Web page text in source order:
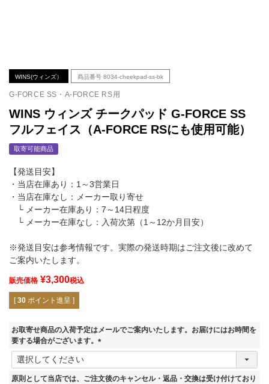
WINS(ウィンズ） 商品番号 8034-cheekpad-ss-bk
G-FORCE SS・A-FORCE RS用
WINS ウィンズ チークパッド G-FORCE SS
フルフェイス（A-FORCE RSにも使用可能）
取寄可能商品
【発送目安】
・当店在庫あり：1～3営業日
・当店在庫なし：メーカー取り寄せ
└ メーカー在庫あり：7～14日程度
└ メーカー在庫なし：入荷次第（1～12か月目安）
※発送目安は参考情報です。実際の発送時期はご注文後に改めて
ご案内いたします。
販売価格 ¥3,300税込
[ 30 ポイント進呈 ]
お取寄せ商品の入荷予定はメールでご案内いたします。お届けにはお時間を
要する場合がございます。
(
須
原則として当店では、ご注文後のキャンセル・返品・交換は受け付けており